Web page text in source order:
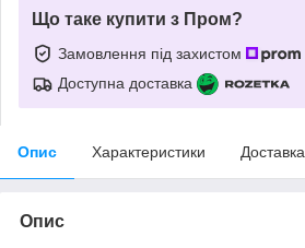
Що таке купити з Пром?
Замовлення під захистом
Доступна доставка
Опис Характеристики Доставка
Опис